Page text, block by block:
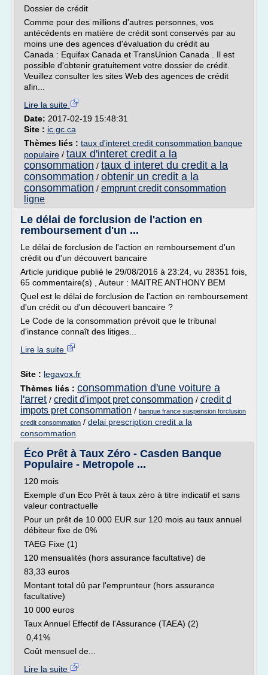
Dossier de crédit
Comme pour des millions d'autres personnes, vos
antécédents en matière de crédit sont conservés par au
moins une des agences d'évaluation du crédit au
Canada : Equifax Canada et TransUnion Canada . Il est
possible d'obtenir gratuitement votre dossier de crédit.
Veuillez consulter les sites Web des agences de crédit
afin...
Lire la suite
Date: 2017-02-19 15:48:31
Site : ic.gc.ca
Thèmes liés : taux d'interet credit consommation banque
populaire / taux d'interet credit a la
consommation / taux d interet du credit a la
consommation / obtenir un credit a la
consommation / emprunt credit consommation
ligne
Le délai de forclusion de l'action en
remboursement d'un ...
Le délai de forclusion de l'action en remboursement d'un
crédit ou d'un découvert bancaire
Article juridique publié le 29/08/2016 à 23:24, vu 28351 fois,
65 commentaire(s) , Auteur : MAITRE ANTHONY BEM
Quel est le délai de forclusion de l'action en remboursement
d'un crédit ou d'un découvert bancaire ?
Le Code de la consommation prévoit que le tribunal
d'instance connaît des litiges...
Lire la suite
Site : legavox.fr
Thèmes liés : consommation d'une voiture a
l'arret / credit d'impot pret consommation / credit d
impots pret consommation / banque france suspension forclusion
credit consommation / delai prescription credit a la
consommation
Éco Prêt à Taux Zéro - Casden Banque
Populaire - Metropole ...
120 mois
Exemple d'un Eco Prêt à taux zéro à titre indicatif et sans
valeur contractuelle
Pour un prêt de 10 000 EUR sur 120 mois au taux annuel
débiteur fixe de 0%
TAEG Fixe (1)
120 mensualités (hors assurance facultative) de
83,33 euros
Montant total dû par l'emprunteur (hors assurance
facultative)
10 000 euros
Taux Annuel Effectif de l'Assurance (TAEA) (2)
0,41%
Coût mensuel de...
Lire la suite